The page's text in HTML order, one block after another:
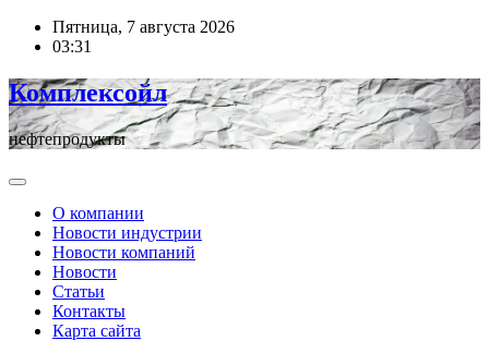
ПерейтиПятница, 7 августа 2026
03:31
Комплексойл
нефтепродукты
О компании
Новости индустрии
Новости компаний
Новости
Статьи
Контакты
Карта сайта